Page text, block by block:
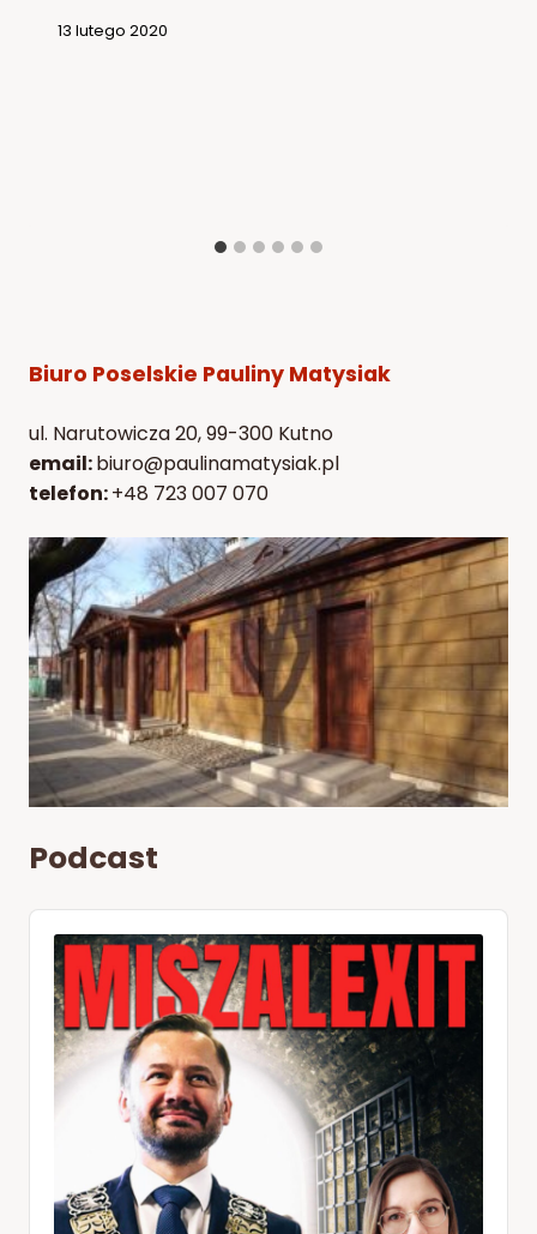
13 lutego 2020
Biuro Poselskie Pauliny Matysiak
ul. Narutowicza 20, 99-300 Kutno
email:biuro@paulinamatysiak.pl
telefon:+48 723 007 070
Podcast
Audio
Player